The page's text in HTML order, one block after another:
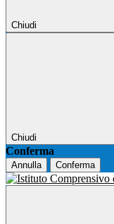
Chiudi
Chiudi
Conferma
Annulla Conferma